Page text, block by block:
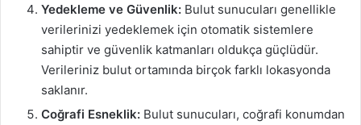
Yedekleme ve Güvenlik: Bulut sunucuları genellikle
verilerinizi yedeklemek için otomatik sistemlere
sahiptir ve güvenlik katmanları oldukça güçlüdür.
Verileriniz bulut ortamında birçok farklı lokasyonda
saklanır.
Coğrafi Esneklik: Bulut sunucuları, coğrafi konumdan